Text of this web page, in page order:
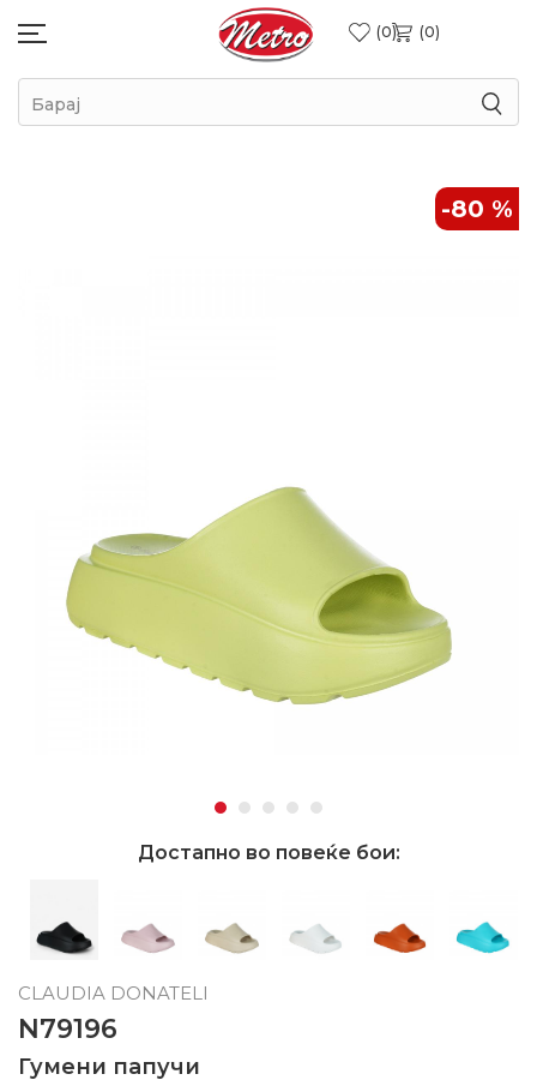
0 0
Барај
-80 %
Достапно во повеќе бои:
CLAUDIA DONATELI
N79196
Гумени папучи